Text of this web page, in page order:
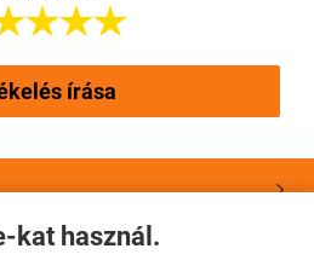
kat használ.

írása
